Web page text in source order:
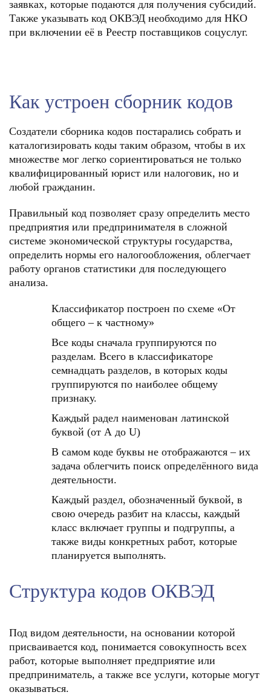
заявках, которые подаются для получения субсидий.
Также указывать код ОКВЭД необходимо для НКО
при включении её в Реестр поставщиков соцуслуг.
Как устроен сборник кодов
Создатели сборника кодов постарались собрать и
каталогизировать коды таким образом, чтобы в их
множестве мог легко сориентироваться не только
квалифицированный юрист или налоговик, но и
любой гражданин.
Правильный код позволяет сразу определить место
предприятия или предпринимателя в сложной
системе экономической структуры государства,
определить нормы его налогообложения, облегчает
работу органов статистики для последующего
анализа.
Классификатор построен по схеме «От
общего – к частному»
Все коды сначала группируются по
разделам. Всего в классификаторе
семнадцать разделов, в которых коды
группируются по наиболее общему
признаку.
Каждый радел наименован латинской
буквой (от А до U)
В самом коде буквы не отображаются – их
задача облегчить поиск определённого вида
деятельности.
Каждый раздел, обозначенный буквой, в
свою очередь разбит на классы, каждый
класс включает группы и подгруппы, а
также виды конкретных работ, которые
планируется выполнять.
Структура кодов ОКВЭД
Под видом деятельности, на основании которой
присваивается код, понимается совокупность всех
работ, которые выполняет предприятие или
предприниматель, а также все услуги, которые могут
оказываться.